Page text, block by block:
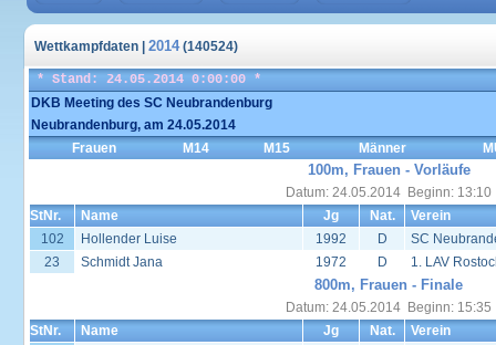
Wettkampfdaten | 2014(140524)
* Stand: 24.05.2014 0:00:00 *
DKB Meeting des SC Neubrandenburg
Neubrandenburg, am 24.05.2014
Frauen
M14 M15 Männer
100m, Frauen - Vorläufe
Datum: 24.05.2014 Beginn: 13:10
StNr.
Name Jg Nat.
Verein
102
Hollender Luise 1992 D
SC
23
Schmidt Jana 1972 D 1. LAV
800m, Frauen - Finale
Datum: 24.05.2014 Beginn: 15:35
StNr.
Name Jg Nat.
Verein